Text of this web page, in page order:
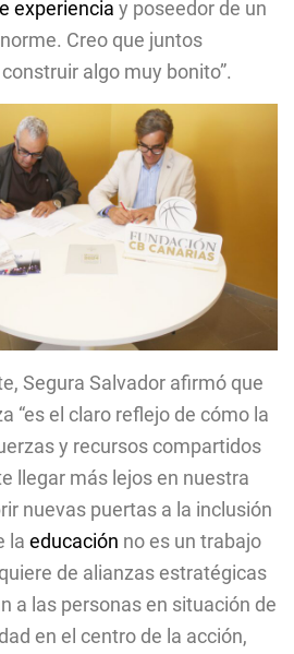
experiencia y poseedor de un
Creo que juntos
algo muy bonito”.
Segura Salvador afirmó que
“es el claro reflejo de cómo la
y recursos compartidos
llegar más lejos en nuestra
nuevas puertas a la inclusión
la educación no es un trabajo
de alianzas estratégicas
a las personas en situación de
en el centro de la acción,